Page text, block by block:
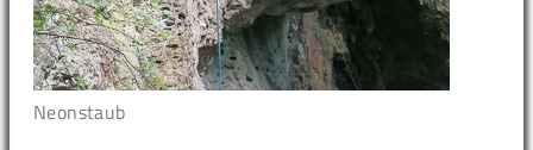
Neonstaub